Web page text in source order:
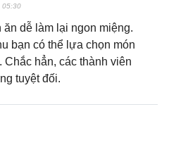
05:30
ăn dễ làm lại ngon miệng.
bạn có thể lựa chọn món
Chắc hẳn, các thành viên
tuyệt đối.